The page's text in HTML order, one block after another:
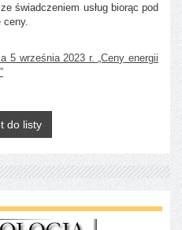
świadczeniem usług biorąc pod
5 września 2023 r. „Ceny energii
do listy